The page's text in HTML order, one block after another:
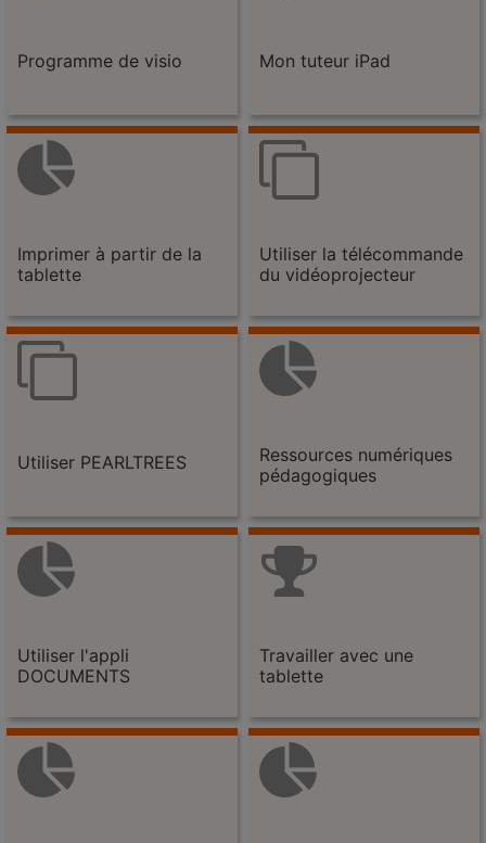
Programme de visio Mon tuteur iPad
Imprimer à partir de la
tablette
Utiliser la télécommande
du vidéoprojecteur
Utiliser PEARLTREES
Ressources numériques
pédagogiques
Utiliser l'appli
DOCUMENTS
Travailler avec une
tablette